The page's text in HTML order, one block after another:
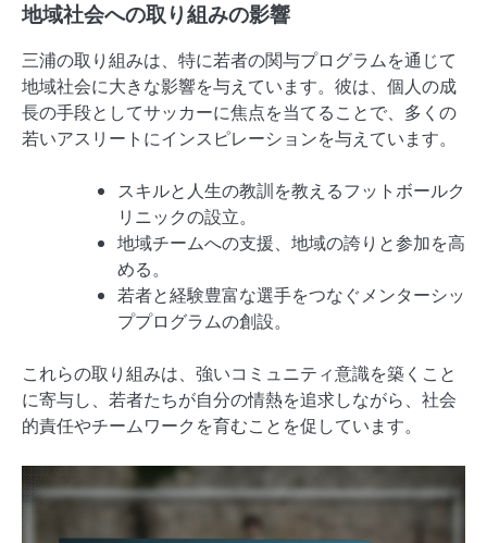
地域社会への取り組みの影響
三浦の取り組みは、特に若者の関与プログラムを通じて
地域社会に大きな影響を与えています。彼は、個人の成
長の手段としてサッカーに焦点を当てることで、多くの
若いアスリートにインスピレーションを与えています。
スキルと人生の教訓を教えるフットボールク
リニックの設立。
地域チームへの支援、地域の誇りと参加を高
める。
若者と経験豊富な選手をつなぐメンターシッ
ププログラムの創設。
これらの取り組みは、強いコミュニティ意識を築くこと
に寄与し、若者たちが自分の情熱を追求しながら、社会
的責任やチームワークを育むことを促しています。